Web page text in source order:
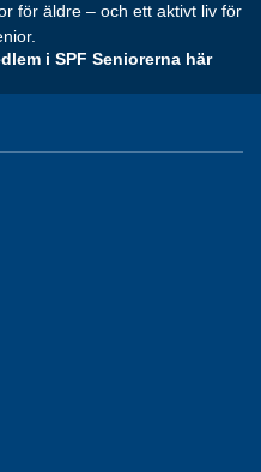
för äldre – och ett aktivt liv för
i SPF Seniorerna här